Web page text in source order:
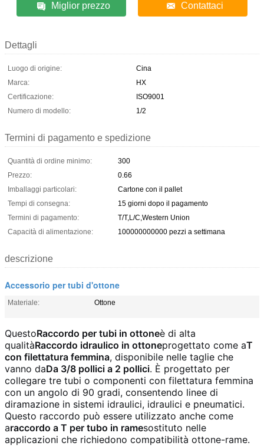
Miglior prezzo Contattaci
Dettagli
Luogo di origine:
Cina
Marca:
HX
Certificazione:
ISO9001
Numero di modello:
1/2
Termini di pagamento e spedizione
Quantità di ordine minimo:
300
Prezzo:
0.66
Imballaggi particolari:
Cartone con il pallet
Tempi di consegna:
15 giorni dopo il pagamento
Termini di pagamento:
T/T,L/C,Western Union
Capacità di alimentazione:
100000000000 pezzi a settimana
descrizione
Accessorio per tubi d'ottone
Materiale: Ottone
QuestoRaccordo per tubi in ottoneè di alta
qualitàRaccordo idraulico in ottoneprogettato come aT
con filettatura femmina, disponibile nelle taglie che
vanno daDa 3/8 pollici a 2 pollici. È progettato per
collegare tre tubi o componenti con filettatura femmina
con un angolo di 90 gradi, consentendo linee di
diramazione in sistemi idraulici, idraulici e pneumatici.
Questo raccordo può essere utilizzato anche come
araccordo a T per tubo in ramesostituto nelle
applicazioni che richiedono compatibilità ottone-rame.